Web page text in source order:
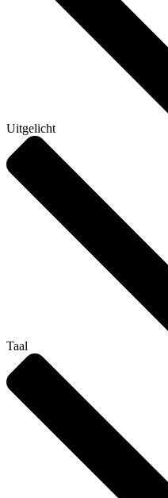
Uitgelicht
Taal